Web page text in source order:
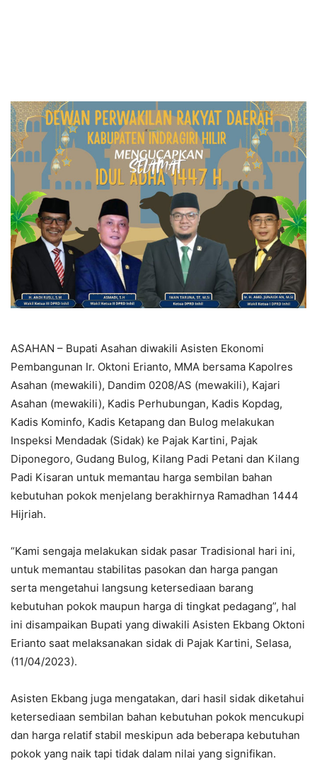
ASAHAN – Bupati Asahan diwakili Asisten Ekonomi
Pembangunan Ir. Oktoni Erianto, MMA bersama Kapolres
Asahan (mewakili), Dandim 0208/AS (mewakili), Kajari
Asahan (mewakili), Kadis Perhubungan, Kadis Kopdag,
Kadis Kominfo, Kadis Ketapang dan Bulog melakukan
Inspeksi Mendadak (Sidak) ke Pajak Kartini, Pajak
Diponegoro, Gudang Bulog, Kilang Padi Petani dan Kilang
Padi Kisaran untuk memantau harga sembilan bahan
kebutuhan pokok menjelang berakhirnya Ramadhan 1444
Hijriah.
“Kami sengaja melakukan sidak pasar Tradisional hari ini,
untuk memantau stabilitas pasokan dan harga pangan
serta mengetahui langsung ketersediaan barang
kebutuhan pokok maupun harga di tingkat pedagang”, hal
ini disampaikan Bupati yang diwakili Asisten Ekbang Oktoni
Erianto saat melaksanakan sidak di Pajak Kartini, Selasa,
(11/04/2023).
Asisten Ekbang juga mengatakan, dari hasil sidak diketahui
ketersediaan sembilan bahan kebutuhan pokok mencukupi
dan harga relatif stabil meskipun ada beberapa kebutuhan
pokok yang naik tapi tidak dalam nilai yang signifikan.